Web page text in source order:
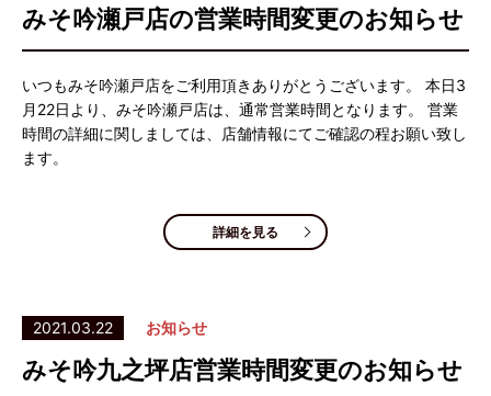
みそ吟瀬戸店の営業時間変更のお知らせ
いつもみそ吟瀬戸店をご利用頂きありがとうございます。 本日3
月22日より、みそ吟瀬戸店は、通常営業時間となります。 営業
時間の詳細に関しましては、店舗情報にてご確認の程お願い致し
ます。
詳細を見る
2021.03.22 お知らせ
みそ吟九之坪店営業時間変更のお知らせ